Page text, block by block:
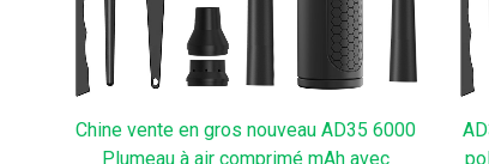
Chine vente en gros nouveau AD35 6000
Plumeau à air comprimé mAh avec